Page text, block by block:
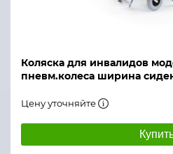
Коляска для инвалидов
пневм.колеса ширина
Цену уточняйте